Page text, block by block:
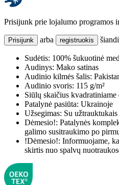
Prisijunk prie lojalumo programos
Prisijunk arba registruokis
Sudėtis: 100% šukuotinė
Audinys: Mako satinas
Audinio kilmės šalis:
Audinio svoris: 115 g/m²
Siūlų skaičius kvadratiniame
Patalynė pasiūta: Ukrainoje
Užsegimas: Su užtrauktukais
Dėmesio!: Patalynės
galimo susitraukimo po
!Dėmesio!: Informuojame,
skirtis nuo spalvų